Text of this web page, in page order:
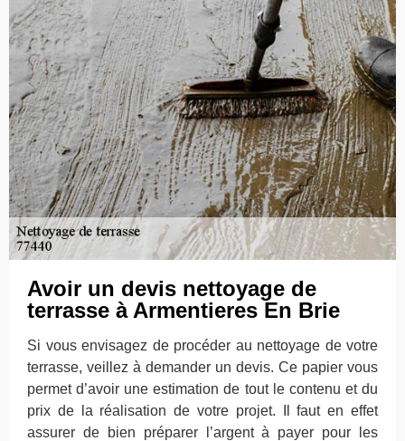
Avoir un devis nettoyage de
terrasse à Armentieres En Brie
Si vous envisagez de procéder au nettoyage de votre
terrasse, veillez à demander un devis. Ce papier vous
permet d’avoir une estimation de tout le contenu et du
prix de la réalisation de votre projet. Il faut en effet
assurer de bien préparer l’argent à payer pour les